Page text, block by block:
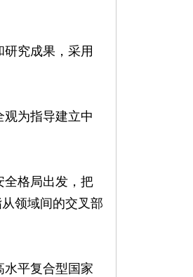
究成果，采用
为指导建立中
格局出发，把
领域间的交叉部
平复合型国家